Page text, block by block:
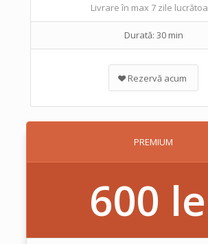
Livrare în max 7 zile
Durată: 30 min
Rezervă acum
PREMIUM
600